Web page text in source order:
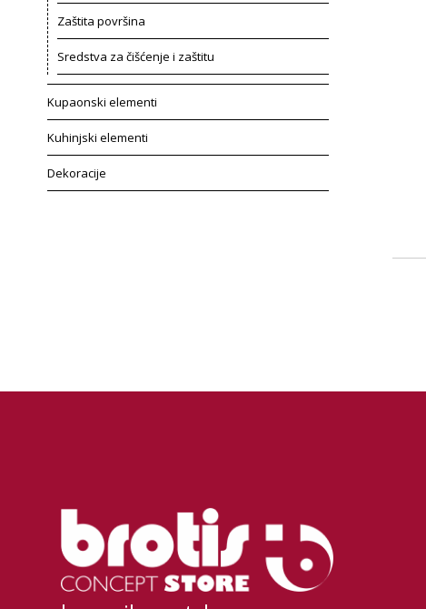
Zaštita površina
Sredstva za čišćenje i zaštitu
Kupaonski elementi
Kuhinjski elementi
Dekoracije